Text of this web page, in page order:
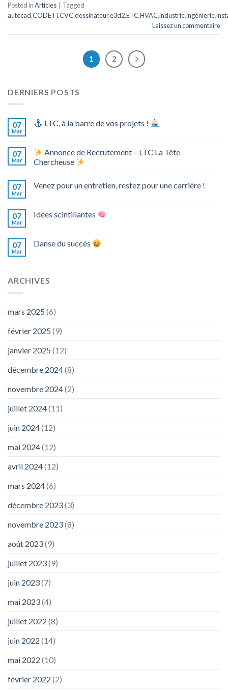
Posted inArticles | Tagged
autocad,CODETI,CVC,dessinateur,e3d2,ETC,HVAC,industrie,ingénierie,
Laissez un commentaire
1 2
DERNIERS POSTS
07
Mar
LTC, à la barre de vos projets !
07
Mar
Annonce de Recrutement – LTC La Tête
Chercheuse
07
Mar
Venez pour un entretien, restez pour une carrière !
07
Mar
Idées scintillantes
07
Mar
Danse du succès
ARCHIVES
mars 2025 (6)
février 2025 (9)
janvier 2025 (12)
décembre 2024(8)
novembre 2024(2)
juillet 2024(11)
juin 2024(12)
mai 2024(12)
avril 2024(12)
mars 2024(6)
décembre 2023(3)
novembre 2023(8)
août 2023(9)
juillet 2023(9)
juin 2023(7)
mai 2023(4)
juillet 2022 (8)
juin 2022 (14)
mai 2022 (10)
février 2022 (2)